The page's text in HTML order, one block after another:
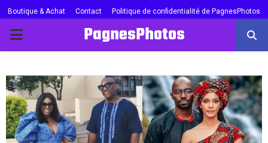
Boutique & Achat Contact Politique de confidentialité de PagnesPhotos
PRIMARY
PagnesPhotos